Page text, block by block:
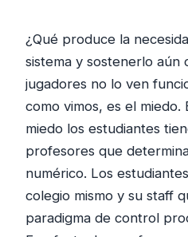
¿Qué produce la
sistema y sostenerlo aún
jugadores no lo ven
como vimos, es el
miedo los estudiantes
profesores que
numérico. Los
colegio mismo y su staff
paradigma de control